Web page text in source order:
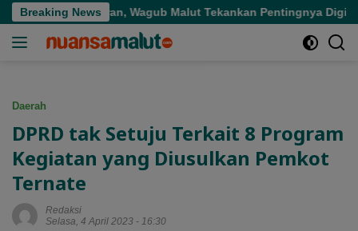
Langsung
ke
Breaking News
Sasaran, Wagub Malut Tekankan Pentingnya Digitalisasi
Daerah
DPRD tak Setuju Terkait 8 Program
Kegiatan yang Diusulkan Pemkot
Ternate
Redaksi
Selasa, 4 April 2023 - 16:30